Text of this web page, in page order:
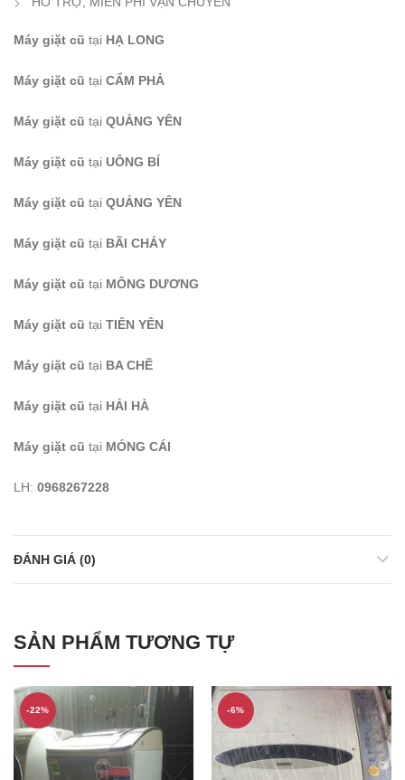
Máy giặt cũ tại HẠ LONG
Máy giặt cũ tại CẨM PHẢ
Máy giặt cũ tại QUẢNG YÊN
Máy giặt cũ tại UÔNG BÍ
Máy giặt cũ tại QUẢNG YÊN
Máy giặt cũ tại BÃI CHÁY
Máy giặt cũ tại MÔNG DƯƠNG
Máy giặt cũ tại TIÊN YÊN
Máy giặt cũ tại BA CHẼ
Máy giặt cũ tại HẢI HÀ
Máy giặt cũ tại MÓNG CÁI
LH: 0968267228
ĐÁNH GIÁ (0)
SẢN PHẨM TƯƠNG TỰ
-22% -6%